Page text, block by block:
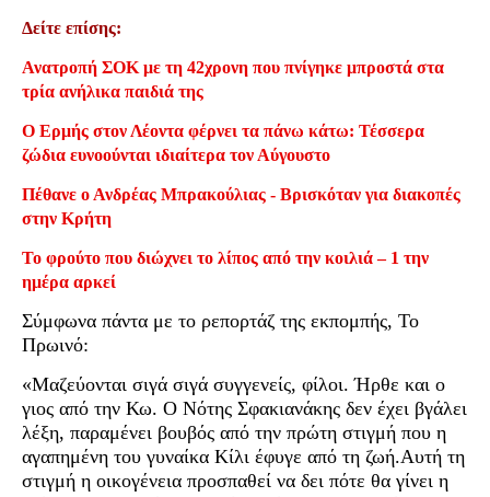
Δείτε επίσης:
Ανατροπή ΣΟΚ με τη 42χρονη που πνίγηκε μπροστά στα
τρία ανήλικα παιδιά της
Ο Ερμής στον Λέοντα φέρνει τα πάνω κάτω: Τέσσερα
ζώδια ευνοούνται ιδιαίτερα τον Αύγουστο
Πέθανε ο Ανδρέας Μπρακούλιας - Βρισκόταν για διακοπές
στην Κρήτη
Το φρούτο που διώχνει το λίπος από την κοιλιά – 1 την
ημέρα αρκεί
Σύμφωνα πάντα με το ρεπορτάζ της εκπομπής, Το
Πρωινό:
«Μαζεύονται σιγά σιγά συγγενείς, φίλοι. Ήρθε και ο
γιος από την Κω. Ο Νότης Σφακιανάκης δεν έχει βγάλει
λέξη, παραμένει βουβός από την πρώτη στιγμή που η
αγαπημένη του γυναίκα Κίλι έφυγε από τη ζωή.Αυτή τη
στιγμή η οικογένεια προσπαθεί να δει πότε θα γίνει η